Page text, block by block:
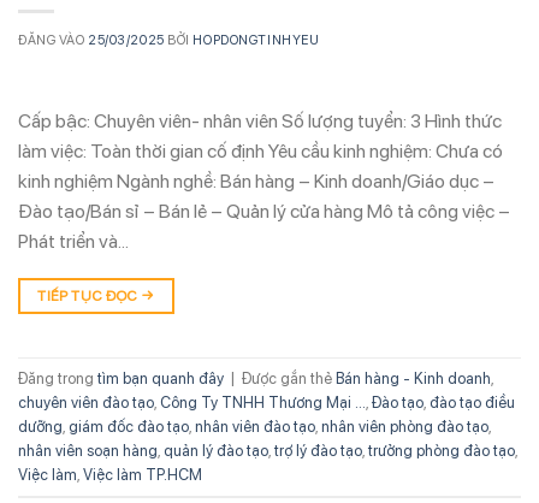
ĐĂNG VÀO 25/03/2025 BỞI HOPDONGTINHYEU
Cấp bậc: Chuyên viên- nhân viên Số lượng tuyển: 3 Hình thức
làm việc: Toàn thời gian cố định Yêu cầu kinh nghiệm: Chưa có
kinh nghiệm Ngành nghề: Bán hàng – Kinh doanh/Giáo dục –
Đào tạo/Bán sỉ – Bán lẻ – Quản lý cửa hàng Mô tả công việc –
Phát triển và…
TIẾP TỤC ĐỌC →
Đăng trong tìm bạn quanh đây | Được gắn thẻ Bán hàng - Kinh doanh
chuyên viên đào tạo Công Ty TNHH Thương Mại ... Đào tạo đào tạo điều
dưỡng giám đốc đào tạo nhân viên đào tạo nhân viên phòng đào tạo
nhân viên soạn hàng quản lý đào tạo trợ lý đào tạo trưởng phòng đào tạo
Việc làm Việc làm TP.HCM